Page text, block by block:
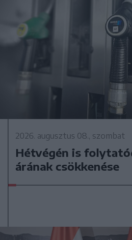
2026. augusztus 08., szombat
Hétvégén is
árának csökkenése